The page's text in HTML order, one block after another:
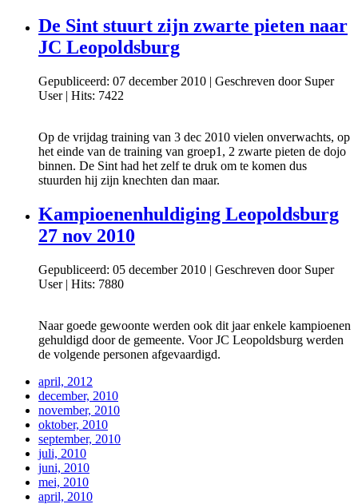
De Sint stuurt zijn zwarte pieten naar
JC Leopoldsburg
Gepubliceerd: 07 december 2010 | Geschreven door Super
User| Hits: 7422
Op de vrijdag training van 3 dec 2010 vielen onverwachts, op
het einde van de training van groep1, 2 zwarte pieten de dojo
binnen. De Sint had het zelf te druk om te komen dus
stuurden hij zijn knechten dan maar.
Kampioenenhuldiging Leopoldsburg
27 nov 2010
Gepubliceerd: 05 december 2010 | Geschreven door Super
User| Hits: 7880
Naar goede gewoonte werden ook dit jaar enkele kampioenen
gehuldigd door de gemeente. Voor JC Leopoldsburg werden
de volgende personen afgevaardigd.
april, 2012
december, 2010
november, 2010
oktober, 2010
september, 2010
juli, 2010
juni, 2010
mei, 2010
april, 2010